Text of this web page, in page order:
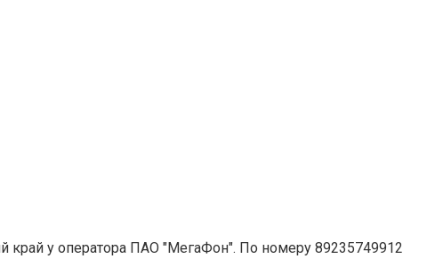
край у оператора ПАО "МегаФон". По номеру 89235749912